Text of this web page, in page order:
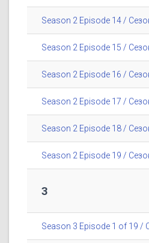
Season 2 Episode 14 /
Season 2 Episode 15 /
Season 2 Episode 16 /
Season 2 Episode 17 /
Season 2 Episode 18 /
Season 2 Episode 19 /
3
Season 3 Episode 1 of 19 /